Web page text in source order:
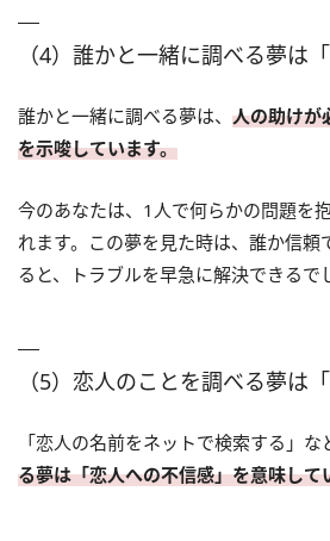
（4）誰かと一緒に調べる夢は
誰かと一緒に調べる夢は、 人の助けが
を示唆しています。
今のあなたは、1人で何らかの問題を
れます。この夢を見た時は、誰か信頼
ると、トラブルを早急に解決できるで
（5）恋人のことを調べる夢は
「恋人の名前をネットで検索する」な
る夢は「恋人への不信感」を意味して